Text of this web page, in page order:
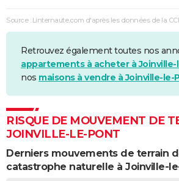
Source : Linternaute.com d'après les données de la
Retrouvez également toutes nos
appartements à acheter à
nos maisons à vendre à Joinville-le-
RISQUE DE MOUVEMENT DE
JOINVILLE-LE-PONT
Derniers mouvements de terrain
catastrophe naturelle à Joinville-